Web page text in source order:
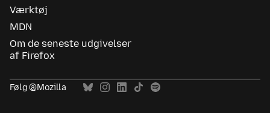
Værktøj
MDN
Om de seneste udgivelser
af Firefox
Følg @Mozilla